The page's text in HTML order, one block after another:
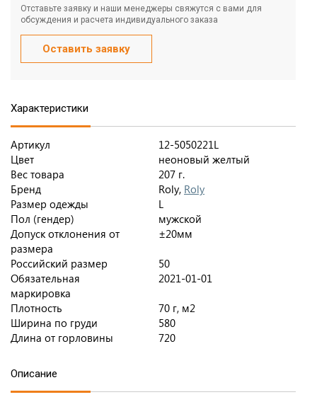
Отставьте заявку и наши менеджеры свяжутся с вами для
обсуждения и расчета индивидуального заказа
Оставить заявку
Характеристики
Артикул
12-5050221L
Цвет
неоновый желтый
Вес товара
207 г.
Бренд
Roly, Roly
Размер одежды
L
Пол (гендер)
мужской
Допуск отклонения от
размера
±20мм
Российский размер
50
Обязательная
маркировка
2021-01-01
Плотность
70 г, м2
Ширина по груди
580
Длина от горловины
720
Описание